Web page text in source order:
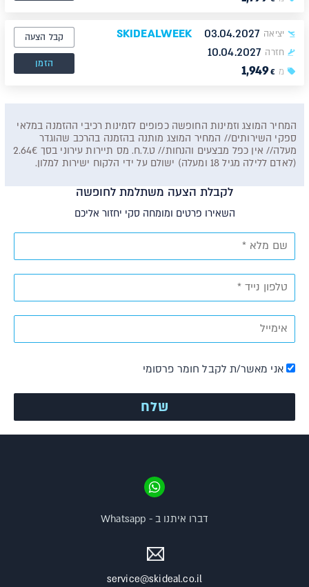
יציאה 03.04.2027
SKIDEALWEEK
חזרה 10.04.2027
מ 1,949 €
קבל הצעה
הזמן
המחיר המוצג וזמינות החופשה כפופים לזמינות רכיבי ההזמנה במלאי
ספקי השירותים// המחיר המוצג מותנה בהזמנה בהרכב שהוגדר
מעלה// אין כפל מבצעים והנחות// ט.ל.ח. מס תיירות עירוני בסך 2.64€
(לאדם ללילה מגיל 18 ומעלה) ישולם על ידי הלקוח ישירות למלון.
לקבלת הצעה משתלמת לחופשה
השאירו פרטים ומומחה סקי יחזור אליכם
אני מאשר/ת לקבל חומר פרסומי
service@skideal.co.il
דברו איתנו ב - Whatsapp